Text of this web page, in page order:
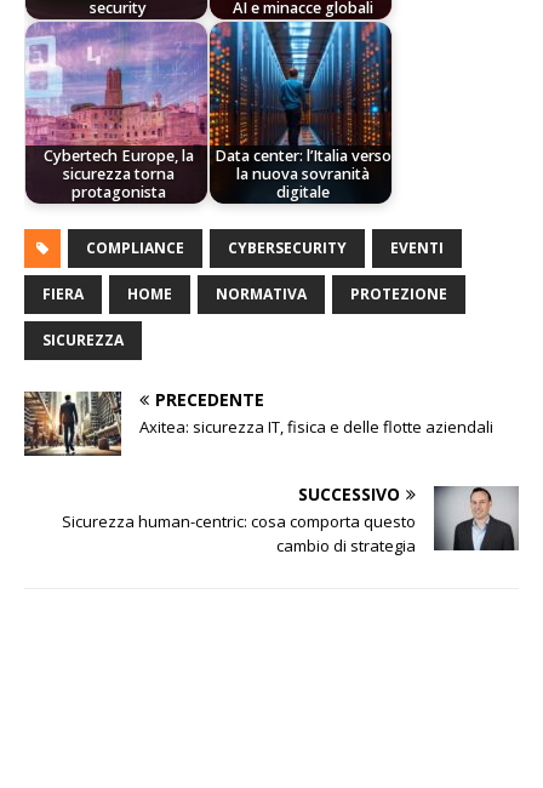
security
AI e minacce globali
Cybertech Europe, la
sicurezza torna
protagonista
Data center: l’Italia verso
la nuova sovranità
digitale
COMPLIANCE CYBERSECURITY EVENTI
FIERA HOME NORMATIVA PROTEZIONE
SICUREZZA
PRECEDENTE
Axitea: sicurezza IT, fisica e delle flotte aziendali
SUCCESSIVO
Sicurezza human-centric: cosa comporta questo
cambio di strategia